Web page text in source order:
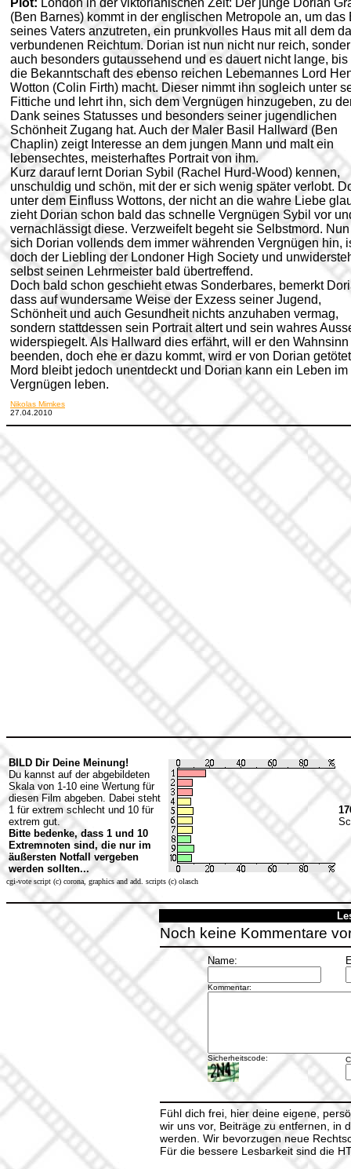
Plot: London in der viktorianischen Zeit: Der junge Dorian
(Ben Barnes) kommt in der englischen Metropole an, um das
seines Vaters anzutreten, ein prunkvolles Haus mit all dem
verbundenen Reichtum. Dorian ist nun nicht nur reich,
auch besonders gutaussehend und es dauert nicht lange, bis
die Bekanntschaft des ebenso reichen Lebemannes Lord
Wotton (Colin Firth) macht. Dieser nimmt ihn sogleich unter
Fittiche und lehrt ihn, sich dem Vergnügen hinzugeben, zu
Dank seines Statusses und besonders seiner jugendlichen
Schönheit Zugang hat. Auch der Maler Basil Hallward (Ben
Chaplin) zeigt Interesse an dem jungen Mann und malt ein
lebensechtes, meisterhaftes Portrait von ihm.
Kurz darauf lernt Dorian Sybil (Rachel Hurd-Wood) kennen,
unschuldig und schön, mit der er sich wenig später verlobt.
unter dem Einfluss Wottons, der nicht an die wahre Liebe
zieht Dorian schon bald das schnelle Vergnügen Sybil vor
vernachlässigt diese. Verzweifelt begeht sie Selbstmord.
sich Dorian vollends dem immer währenden Vergnügen hin,
doch der Liebling der Londoner High Society und
selbst seinen Lehrmeister bald übertreffend.
Doch bald schon geschieht etwas Sonderbares, bemerkt
dass auf wundersame Weise der Exzess seiner Jugend,
Schönheit und auch Gesundheit nichts anzuhaben vermag,
sondern stattdessen sein Portrait altert und sein wahres
widerspiegelt. Als Hallward dies erfährt, will er den Wahnsinn
beenden, doch ehe er dazu kommt, wird er von Dorian
Mord bleibt jedoch unentdeckt und Dorian kann ein Leben im
Vergnügen leben.
Nikolas Mimkes
27.04.2010
BILD Dir Deine Meinung!
Du kannst auf der abgebildeten
Skala von 1-10 eine Wertung für
diesen Film abgeben. Dabei steht
1 für extrem schlecht und 10 für
extrem gut.
Bitte bedenke, dass 1 und 10
Extremnoten sind, die nur im
äußersten Notfall vergeben
werden sollten...
cgi-vote script (c) corona, graphics and add. scripts (c) olasch
Noch keine Kommentare
Name:
Kommentar:
Sicherheitscode:
Fühl dich frei, hier deine eigene,
wir uns vor, Beiträge zu entfernen, in
werden. Wir bevorzugen neue
Für die bessere Lesbarkeit sind die